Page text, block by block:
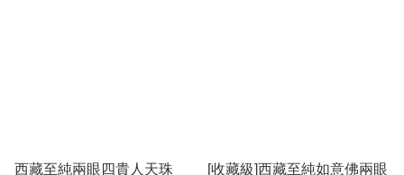
西藏至純兩眼四貴人天珠
[收藏級]西藏至純如意佛兩眼